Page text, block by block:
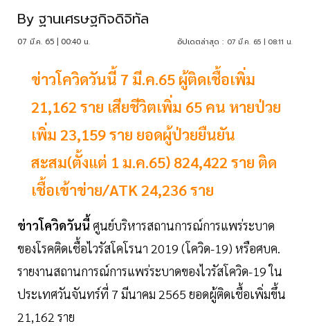
By ฐานเศรษฐกิจดิจิทัล
07 มี.ค. 65 | 00:40 น. อัปเดตล่าสุด : 07 มี.ค. 65 | 08:11 น.
ข่าวโควิดวันนี้ 7 มี.ค.65 ผู้ติดเชื้อเพิ่ม
21,162 ราย เสียชีวิตเพิ่ม 65 คน หายป่วย
เพิ่ม 23,159 ราย ยอดผู้ป่วยยืนยัน
สะสม(ตั้งแต่ 1 ม.ค.65) 824,422 ราย ติด
เชื้อเข้าข่าย/ATK 24,236 ราย
ข่าวโควิดวันนี้ ศูนย์บริหารสถานการณ์การแพร่ระบาด
ของโรคติดเชื้อไวรัสโคโรนา 2019 (โควิด-19) หรือศบค.
รายงานสถานการณ์การแพร่ระบาดของไวรัสโควิด-19 ใน
ประเทศวันจันทร์ที่ 7 มีนาคม 2565 ยอดผู้ติดเชื้อเพิ่มขึ้น
21,162 ราย